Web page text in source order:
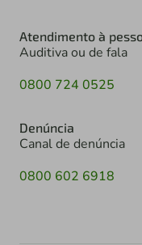
Atendimento à
Auditiva ou de fala
0800 724 0525
Denúncia
Canal de denúncia
0800 602 6918